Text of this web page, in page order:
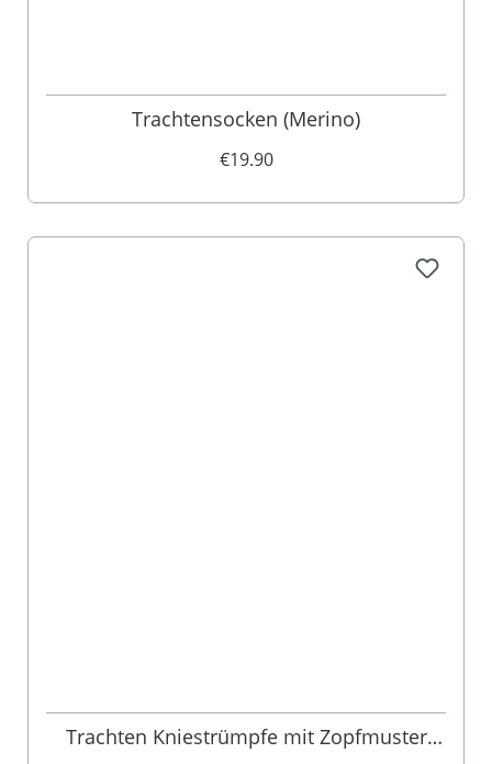
Trachtensocken (Merino)
€19.90
Trachten Kniestrümpfe mit Zopfmuster